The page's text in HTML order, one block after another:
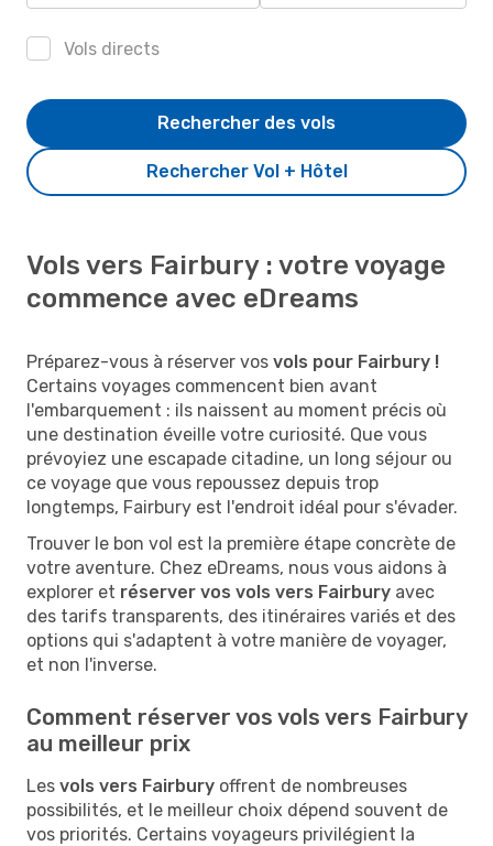
Vols directs
Rechercher Vol + Hôtel
Rechercher des vols
Vols vers Fairbury : votre voyage
commence avec eDreams
Préparez-vous à réserver vos vols pour Fairbury !
Certains voyages commencent bien avant
l'embarquement : ils naissent au moment précis où
une destination éveille votre curiosité. Que vous
prévoyiez une escapade citadine, un long séjour ou
ce voyage que vous repoussez depuis trop
longtemps, Fairbury est l'endroit idéal pour s'évader.
Trouver le bon vol est la première étape concrète de
votre aventure. Chez eDreams, nous vous aidons à
explorer et réserver vos vols vers Fairbury avec
des tarifs transparents, des itinéraires variés et des
options qui s'adaptent à votre manière de voyager,
et non l'inverse.
Comment réserver vos vols vers Fairbury
au meilleur prix
Les vols vers Fairbury offrent de nombreuses
possibilités, et le meilleur choix dépend souvent de
vos priorités. Certains voyageurs privilégient la